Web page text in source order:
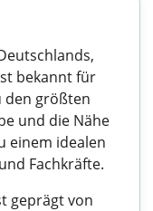
bekannt für
den größten
und die Nähe
einem idealen
Fachkräfte.
geprägt von